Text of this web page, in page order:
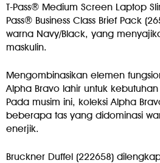
T-Pass® Medium Screen Laptop
Pass® Business Class Brief Pack
warna Navy/Black, yang
maskulin.
Mengombinasikan elemen
Alpha Bravo lahir untuk
Pada musim ini, koleksi Alpha
beberapa tas yang didominasi
enerjik.
Bruckner Duffel (222658)